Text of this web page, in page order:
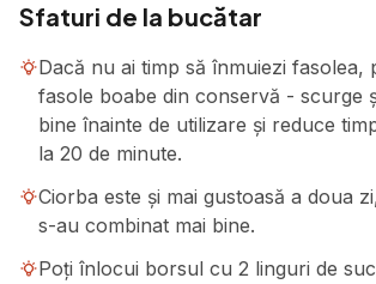
Sfaturi de la bucătar
Dacă nu ai timp să înmuiezi fasolea,
fasole boabe din conservă - scurge
bine înainte de utilizare și reduce
la 20 de minute.
Ciorba este și mai gustoasă a doua
s-au combinat mai bine.
Poți înlocui borsul cu 2 linguri de